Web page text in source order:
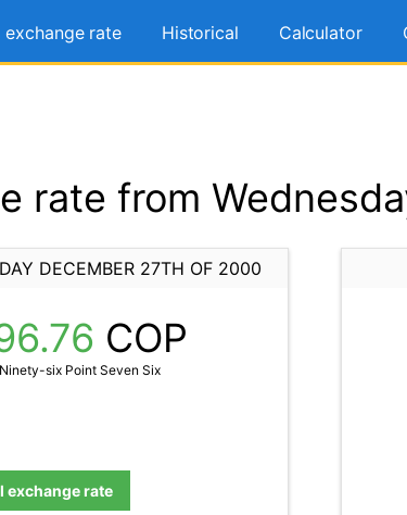
exchange rate Historical Calculator
rate from
DECEMBER 27TH OF 2000
COP
six Point Seven Six
exchange rate